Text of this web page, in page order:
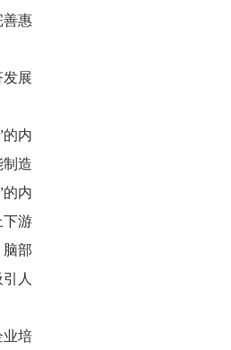
善惠
展
内
造
内
下游
部
人
业培